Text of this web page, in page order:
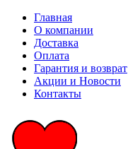
Главная
О компании
Доставка
Оплата
Гарантия и возврат
Акции и Новости
Контакты